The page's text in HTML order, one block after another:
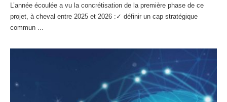
L’année écoulée a vu la concrétisation de la première phase de ce
projet, à cheval entre 2025 et 2026 :✓ définir un cap stratégique
commun ...